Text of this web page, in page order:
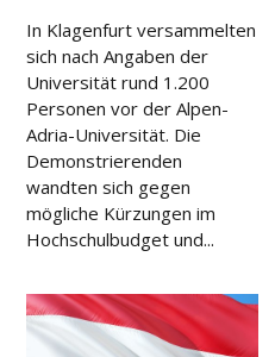
In Klagenfurt versammelten
sich nach Angaben der
Universität rund 1.200
Personen vor der Alpen-
Adria-Universität. Die
Demonstrierenden
wandten sich gegen
mögliche Kürzungen im
Hochschulbudget und...